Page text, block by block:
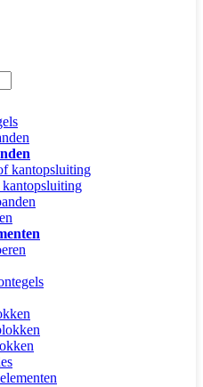
kantopsluiting